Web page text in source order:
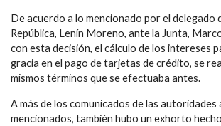
De acuerdo a lo mencionado por el delegado
República, Lenín Moreno, ante la Junta,
con esta decisión, el cálculo de los intereses
gracia en el pago de tarjetas de crédito, se
mismos términos que se efectuaba antes.
A más de los comunicados de las autoridades
mencionados, también hubo un exhorto